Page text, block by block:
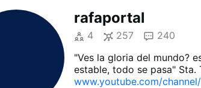
rafaportal
4 257
240
"Ves la gloria del mundo?
estable, todo se pasa" Sta.
www.youtube.com/